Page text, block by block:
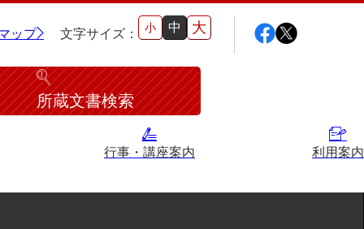
ップ 文字サイズ： 小 中 大
所蔵文書検索
行事・講座案内 利用案内